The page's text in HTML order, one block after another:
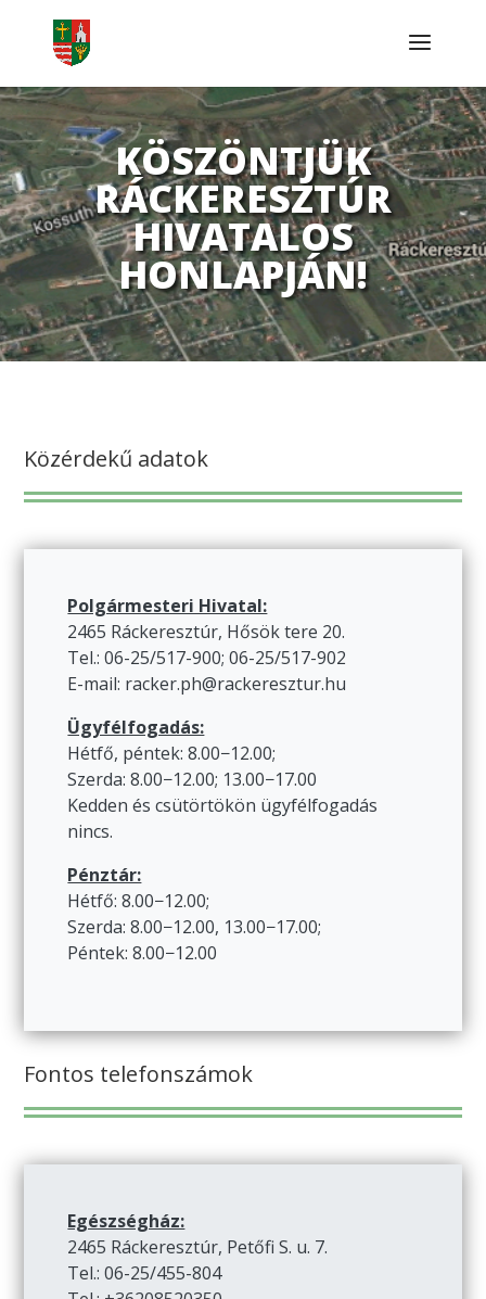
KÖSZÖNTJÜK
RÁCKERESZTÚR
HIVATALOS
HONLAPJÁN!
Közérdekű adatok
Polgármesteri Hivatal:
2465 Ráckeresztúr, Hősök tere 20.
Tel.: 06-25/517-900; 06-25/517-902
E-mail: racker.ph@rackeresztur.hu
Ügyfélfogadás:
Hétfő, péntek: 8.00−12.00;
Szerda: 8.00−12.00; 13.00−17.00
Kedden és csütörtökön ügyfélfogadás
nincs.
Pénztár:
Hétfő: 8.00−12.00;
Szerda: 8.00−12.00, 13.00−17.00;
Péntek: 8.00−12.00
Fontos telefonszámok
Egészségház:
2465 Ráckeresztúr, Petőfi S. u. 7.
Tel.: 06-25/455-804